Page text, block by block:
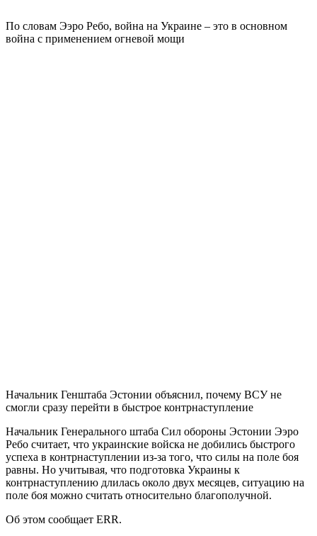
По словам Ээро Ребо, война на Украине – это в основном
война с применением огневой мощи
Начальник Генштаба Эстонии объяснил, почему ВСУ не
смогли сразу перейти в быстрое контрнаступление
Начальник Генерального штаба Сил обороны Эстонии Ээро
Ребо считает, что украинские войска не добились быстрого
успеха в контрнаступлении из-за того, что силы на поле боя
равны. Но учитывая, что подготовка Украины к
контрнаступлению длилась около двух месяцев, ситуацию на
поле боя можно считать относительно благополучной.
Об этом сообщает ERR.